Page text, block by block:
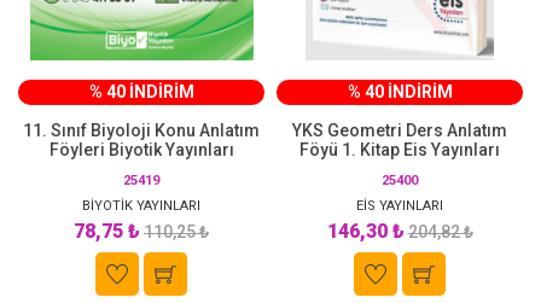
% 40 İNDİRİM
11. Sınıf Biyoloji Konu Anlatım
Föyleri Biyotik Yayınları
25419
BİYOTİK YAYINLARI
78,75 ₺110,25 ₺
% 40 İNDİRİM
YKS Geometri Ders Anlatım
Föyü 1. Kitap Eis Yayınları
25400
EİS YAYINLARI
146,30 ₺204,82 ₺